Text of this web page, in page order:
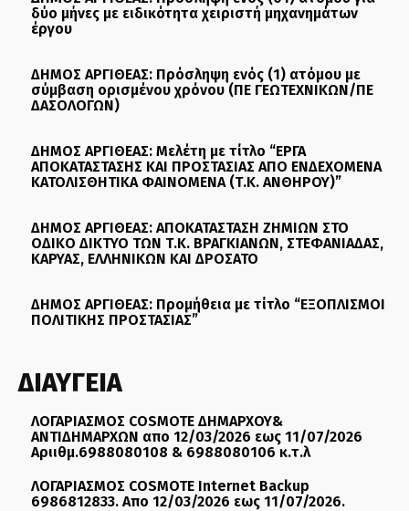
δύο μήνες με ειδικότητα χειριστή μηχανημάτων
έργου
ΔΗΜΟΣ ΑΡΓΙΘΕΑΣ: Πρόσληψη ενός (1) ατόμου με
σύμβαση ορισμένου χρόνου (ΠΕ ΓΕΩΤΕΧΝΙΚΩΝ/ΠΕ
ΔΑΣΟΛΟΓΩΝ)
ΔΗΜΟΣ ΑΡΓΙΘΕΑΣ: Μελέτη με τίτλο “ΕΡΓΑ
ΑΠΟΚΑΤΑΣΤΑΣΗΣ ΚΑΙ ΠΡΟΣΤΑΣΙΑΣ ΑΠΟ ΕΝΔΕΧΟΜΕΝΑ
ΚΑΤΟΛΙΣΘΗΤΙΚΑ ΦΑΙΝΟΜΕΝΑ (Τ.Κ. ΑΝΘΗΡΟΥ)”
ΔΗΜΟΣ ΑΡΓΙΘΕΑΣ: ΑΠΟΚΑΤΑΣΤΑΣΗ ΖΗΜΙΩΝ ΣΤΟ
ΟΔΙΚΟ ΔΙΚΤΥΟ ΤΩΝ Τ.Κ. ΒΡΑΓΚΙΑΝΩΝ, ΣΤΕΦΑΝΙΑΔΑΣ,
ΚΑΡΥΑΣ, ΕΛΛΗΝΙΚΩΝ ΚΑΙ ΔΡΟΣΑΤΟ
ΔΗΜΟΣ ΑΡΓΙΘΕΑΣ: Προμήθεια με τίτλο “ΕΞΟΠΛΙΣΜΟΙ
ΠΟΛΙΤΙΚΗΣ ΠΡΟΣΤΑΣΙΑΣ”
ΔΙΑΥΓΕΙΑ
ΛΟΓΑΡΙΑΣΜΟΣ COSMOTE ΔΗΜΑΡΧΟΥ&
ΑΝΤΙΔΗΜΑΡΧΩΝ απο 12/03/2026 εως 11/07/2026
Αριιθμ.6988080108 & 6988080106 κ.τ.λ
ΛΟΓΑΡΙΑΣΜΟΣ COSMOTE Internet Backup
6986812833. Απο 12/03/2026 εως 11/07/2026.